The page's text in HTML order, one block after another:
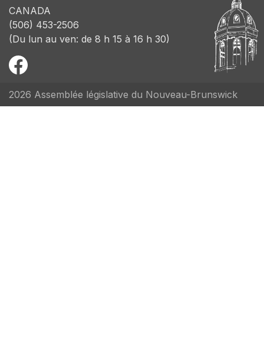
CANADA
(506) 453-2506
(Du lun au ven: de 8 h 15 à 16 h 30)
2026 Assemblée législative du Nouveau-Brunswick